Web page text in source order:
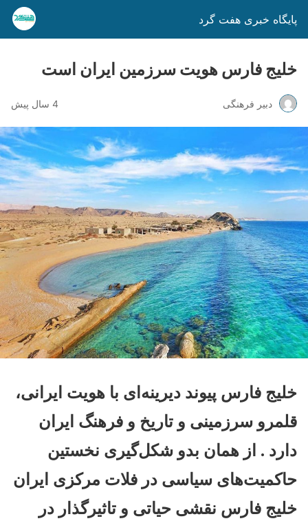
پایگاه خبری هفت گرد
خلیج فارس هویت سرزمین ایران است
دبیر فرهنگی 4 سال پیش
خلیج فارس پیوند دیرینه‌ای با هویت ایرانی،
قلمرو سرزمینی و تاریخ و فرهنگ ایران
دارد . از همان بدو شکل‌گیری نخستین
حاکمیت‌های سیاسی در فلات مرکزی ایران
خلیج فارس نقشی حیاتی و تاثیرگذار در